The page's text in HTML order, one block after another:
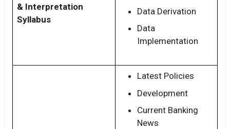
& Interpretation
Syllabus
Data Derivation
Data
Implementation
Latest Policies
Development
Current Banking
News